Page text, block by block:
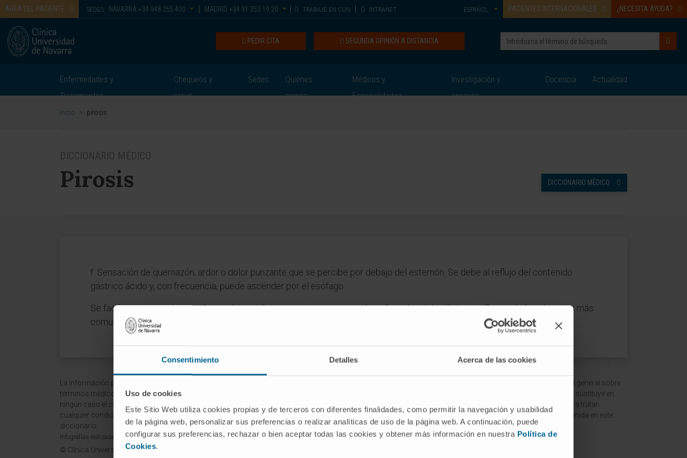
Consentimiento Detalles Acerca de las cookies
Uso de cookies
Este Sitio Web utiliza cookies propias y de terceros con diferentes finalidades, como permitir la navegación y usabilidad
de la página web, personalizar sus preferencias o realizar analíticas de uso de la página web. A continuación, puede
configurar sus preferencias, rechazar o bien aceptar todas las cookies y obtener más información en nuestra Política de
Cookies.
ÁREA DEL PACIENTE SEDES: NAVARRA +34 948 255 400 MADRID +34 91 353 19 20 TRABAJE EN CUN INTRANET PACIENTES INTERNACIONALES ¿NECESITA AYUDA?
ESPAÑOL
SEGUNDA OPINIÓN A DISTANCIA
PEDIR CITA
Enfermedades y
Tratamientos
Chequeos y
salud
Sedes
Quiénes
somos
Médicos y
Especialidades
Investigación y
ensayos
Docencia Actualidad
Inicio > pirosis
DICCIONARIO MÉDICO
Pirosis DICCIONARIO MÉDICO
f. Sensación de quemazón, ardor o dolor punzante que se percibe por debajo del esternón. Se debe al reflujo del contenido
gástrico ácido y, con frecuencia, puede ascender por el esófago.
Se facilita su aparición cuando se adoptan distintas posiciones como la inclinación, el decúbito, etc. Es uno de los síntomas más
comunes de la indigestión.
La información proporcionada en este Diccionario Médico de la Clínica Universidad de Navarra tiene como objetivo principal ofrecer un contexto y entendimiento general sobre
términos médicos y no debe ser utilizada como fuente única para tomar decisiones relacionadas con la salud. Esta información es meramente informativa y no sustituye en
ningún caso el consejo, diagnóstico, tratamiento o recomendaciones de profesionales de la salud. Siempre es esencial consultar a un médico o especialista para tratar
cualquier condición o síntoma médico. La Clínica Universidad de Navarra no se responsabiliza por el uso inapropiado o la interpretación de la información contenida en este
diccionario.
Infografías realizadas con https://BioRender.com
© Clínica Universidad de Navarra 2026